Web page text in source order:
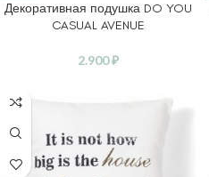
Декоративная подушка DO YOU
CASUAL AVENUE
2.900₽